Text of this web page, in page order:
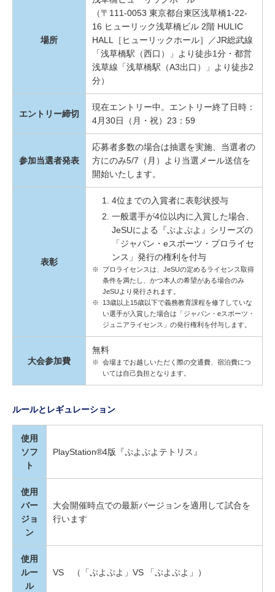
場所
（〒111-0053 東京都台東区浅草橋1-22-
16 ヒューリック浅草橋ビル 2階 HULIC
HALL［ヒューリックホール］／JR総武線
「浅草橋駅（西口）」より徒歩1分・都営
浅草線「浅草橋駅（A3出口）」より徒歩2
分）
エントリー締切
現在エントリー中。エントリー終了日時：
4月30日（月・祝）23：59
参加当選者発表
応募者多数の場合は抽選を実施、当選者の
方にのみ5/7（月）より当選メール送信を
開始いたします。
表彰
4位までの入賞者に表彰状授与
一般選手が4位以内に入賞した場合、
JeSUによる『ぷよぷよ』シリーズの
「ジャパン・eスポーツ・プロライセ
ンス」発行の権利を付与
※
プロライセンスは、JeSUの定めるライセンス取得
条件を満たし、かつ本人の希望がある場合のみ
JeSUより発行されます。
※ 13歳以上15歳以下で義務教育課程を修了していな
い選手が入賞した場合は「ジャパン・eスポーツ・
ジュニアライセンス」の発行権利を付与します。
大会参加費
無料
※ 会場までお越しいただく際の交通費、宿泊費につ
いては自己負担となります。
ルールとレギュレーション
使用
ソフ
ト
PlayStation®4版『ぷよぷよテトリス』
使用
バー
ジョ
ン
大会開催時点での最新バージョンを適用して試合を
行います
使用
ルー
ル
VS （「ぷよぷよ」VS 「ぷよぷよ」）